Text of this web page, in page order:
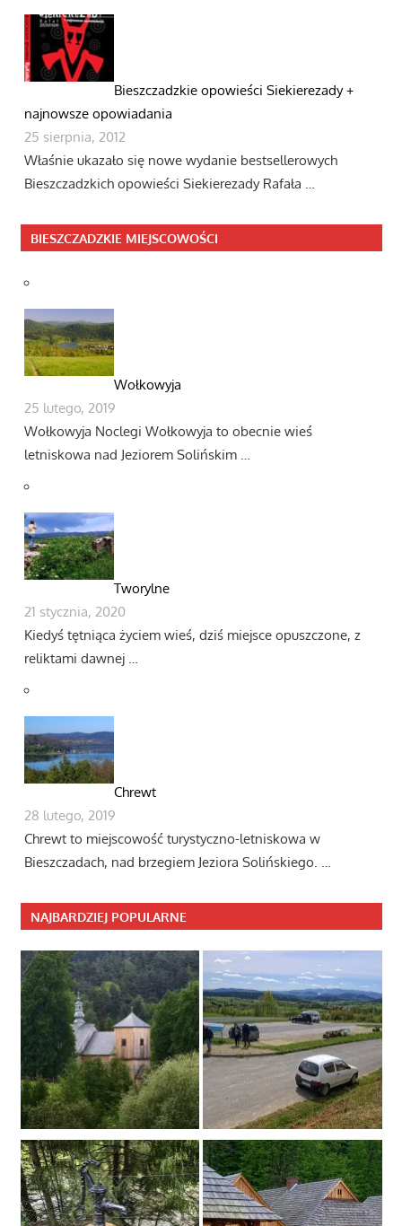
Bieszczadzkie opowieści Siekierezady +
najnowsze opowiadania
25 sierpnia, 2012
Właśnie ukazało się nowe wydanie bestsellerowych
Bieszczadzkich opowieści Siekierezady Rafała …
BIESZCZADZKIE MIEJSCOWOŚCI
Wołkowyja
25 lutego, 2019
Wołkowyja Noclegi Wołkowyja to obecnie wieś
letniskowa nad Jeziorem Solińskim …
Tworylne
21 stycznia, 2020
Kiedyś tętniąca życiem wieś, dziś miejsce opuszczone, z
reliktami dawnej …
Chrewt
28 lutego, 2019
Chrewt to miejscowość turystyczno-letniskowa w
Bieszczadach, nad brzegiem Jeziora Solińskiego. …
NAJBARDZIEJ POPULARNE